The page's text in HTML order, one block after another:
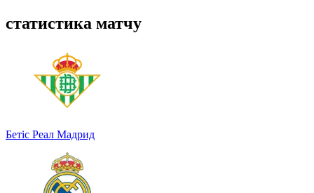
статистика матчу
Бетіс Реал Мадрид